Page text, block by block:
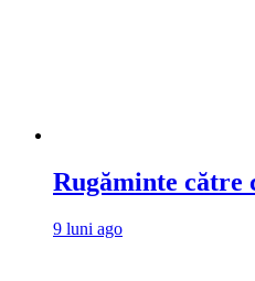
Rugăminte
9 luni ago